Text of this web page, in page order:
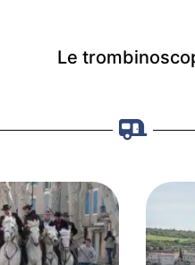
Le